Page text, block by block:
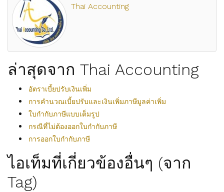
Thai Accounting
ล่าสุดจาก Thai Accounting
อัตราเบี้ยปรับเงินเพิ่ม
การคำนวณเบี้ยปรับและเงินเพิ่มภาษีมูลค่าเพิ่ม
ใบกำกับภาษีแบบเต็มรูป
กรณีที่ไม่ต้องออกใบกำกับภาษี
การออกใบกำกับภาษี
ไอเท็มที่เกี่ยวข้องอื่นๆ (จาก
Tag)